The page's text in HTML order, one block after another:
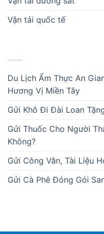
Vận tải quốc tế
Du Lịch Ẩm Thực An
Hương Vị Miền Tây
Gửi Khô Đi Đài Loan
Gửi Thuốc Cho Người
Không?
Gửi Công Văn, Tài Liệu
Gửi Cà Phê Đóng Gói